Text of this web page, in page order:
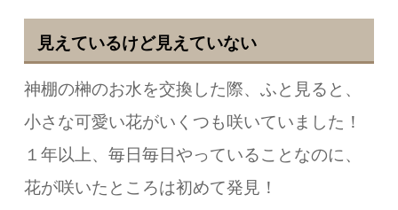
見えているけど見えていない
神棚の榊のお水を交換した際、ふと見ると、
小さな可愛い花がいくつも咲いていました！
１年以上、毎日毎日やっていることなのに、
花が咲いたところは初めて発見！